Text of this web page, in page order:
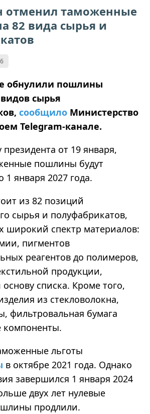
отменил таможенные
82 вида сырья и
обнулили пошлины
сырья
сообщило Министерство
Telegram-канале.
президента от 19 января,
пошлины будут
1 января 2027 года.
из 82 позиций
сырья и полуфабрикатов,
широкий спектр материалов:
пигментов
реагентов до полимеров,
продукции,
списка. Кроме того,
из стекловолокна,
фильтровальная бумага
компоненты.
льготы
в октябре 2021 года. Однако
завершился 1 января 2024
двух лет нулевые
продлили.